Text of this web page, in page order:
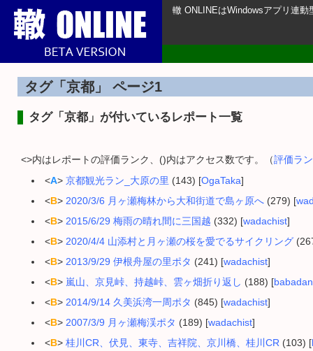
轍 ONLINEはWindowsアプリ連
タグ「京都」 ページ1
タグ「京都」が付いているレポート一覧
<>内はレポートの評価ランク、()内はアクセス数です。（評価ラ
<A> 京都観光ラン_大原の里 (143) [OgaTaka]
<B> 2020/3/6 月ヶ瀬梅林から大和街道で島ヶ原へ (279) [
<B> 2015/6/29 梅雨の晴れ間に三国越 (332) [wadachist]
<B> 2020/4/4 山添村と月ヶ瀬の桜を愛でるサイクリング
<B> 2013/9/29 伊根舟屋の里ポタ (241) [wadachist]
<B> 嵐山、京見峠、持越峠、雲ヶ畑折り返し (188) [
<B> 2014/9/14 久美浜湾一周ポタ (845) [wadachist]
<B> 2007/3/9 月ヶ瀬梅渓ポタ (189) [wadachist]
<B> 桂川CR、伏見、東寺、吉祥院、京川橋、桂川CR (103) [